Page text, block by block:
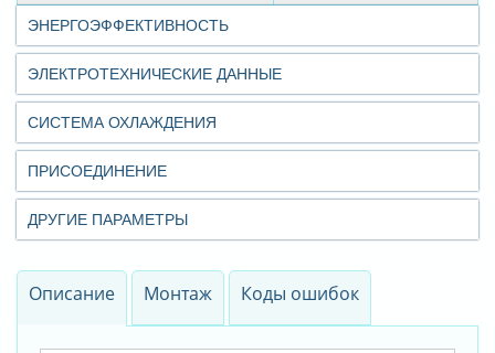
ЭНЕРГОЭФФЕКТИВНОСТЬ
ЭЛЕКТРОТЕХНИЧЕСКИЕ ДАННЫЕ
СИСТЕМА ОХЛАЖДЕНИЯ
ПРИСОЕДИНЕНИЕ
ДРУГИЕ ПАРАМЕТРЫ
Описание Монтаж Коды ошибок